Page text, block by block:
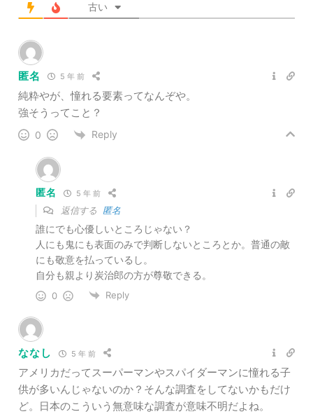
古い
匿名 5 年 前
純粋やが、憧れる要素ってなんぞや。
強そうってこと？
0 Reply
匿名 5 年 前
返信する 匿名
誰にでも心優しいところじゃない？
人にも鬼にも表面のみで判断しないところとか。普通の敵
にも敬意を払っているし。
自分も親より炭治郎の方が尊敬できる。
0 Reply
ななし 5 年 前
アメリカだってスーパーマンやスパイダーマンに憧れる子
供が多いんじゃないのか？そんな調査をしてないかもだけ
ど。日本のこういう無意味な調査が意味不明だよね。